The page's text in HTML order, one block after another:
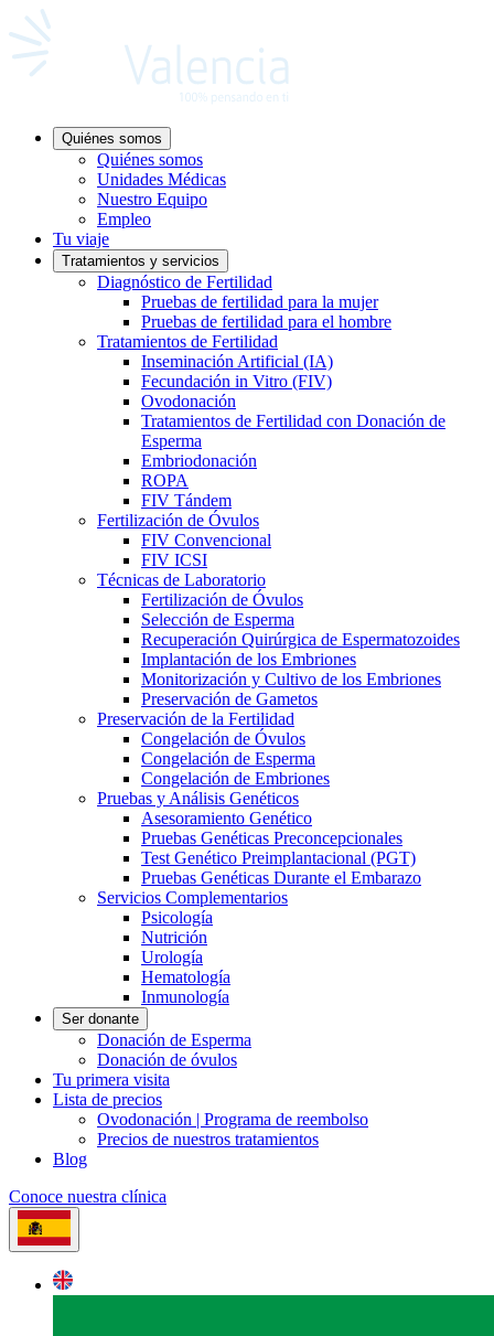
Quiénes somos
Quiénes somos
Unidades Médicas
Nuestro Equipo
Empleo
Tu viaje
Tratamientos y servicios
Diagnóstico de Fertilidad
Pruebas de fertilidad para la mujer
Pruebas de fertilidad para el hombre
Tratamientos de Fertilidad
Inseminación Artificial (IA)
Fecundación in Vitro (FIV)
Ovodonación
Tratamientos de Fertilidad con Donación de
Esperma
Embriodonación
ROPA
FIV Tándem
Fertilización de Óvulos
FIV Convencional
FIV ICSI
Técnicas de Laboratorio
Fertilización de Óvulos
Selección de Esperma
Recuperación Quirúrgica de Espermatozoides
Implantación de los Embriones
Monitorización y Cultivo de los Embriones
Preservación de Gametos
Preservación de la Fertilidad
Congelación de Óvulos
Congelación de Esperma
Congelación de Embriones
Pruebas y Análisis Genéticos
Asesoramiento Genético
Pruebas Genéticas Preconcepcionales
Test Genético Preimplantacional (PGT)
Pruebas Genéticas Durante el Embarazo
Servicios Complementarios
Psicología
Nutrición
Urología
Hematología
Inmunología
Ser donante
Donación de Esperma
Donación de óvulos
Tu primera visita
Lista de precios
Ovodonación | Programa de reembolso
Precios de nuestros tratamientos
Blog
Conoce nuestra clínica